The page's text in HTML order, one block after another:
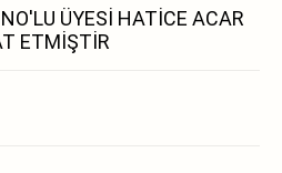
ÜYESİ HATİCE ACAR
ETMİŞTİR